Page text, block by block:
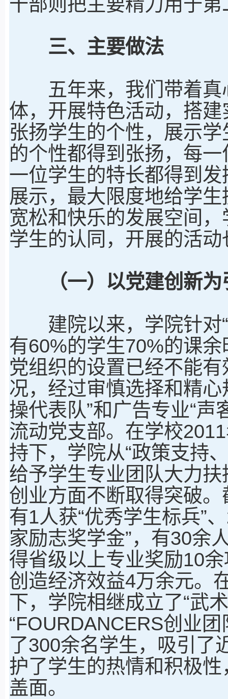
三、主要做法
五年来，我们带着真
体，开展特色活动，搭
张扬学生的个性，展示
的个性都得到张扬，每
一位学生的特长都得到
展示，最大限度地给学
宽松和快乐的发展空间
学生的认同，开展的活
（一）以党建创新
建院以来，学院针对“
有60%的学生70%的课
党组织的设置已经不能
况，经过审慎选择和精
操代表队”和广告专业“声
流动党支部。在学校
持下，学院从“政策支持
给予学生专业团队大力
创业方面不断取得突破
有1人获“优秀学生标兵”
家励志奖学金”，有30余
得省级以上专业奖励10
创造经济效益4万余元。
下，学院相继成立了“武
“FOURDANCERS创业
了300余名学生，吸引了
护了学生的热情和积极
盖面。